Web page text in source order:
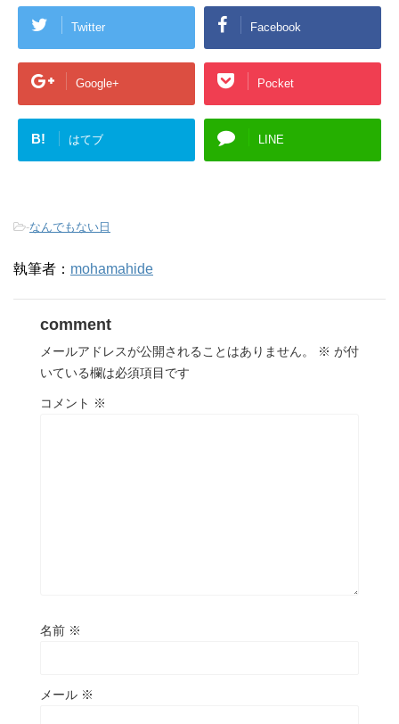
Twitter Facebook
Google+ Pocket
B! はてブ LINE
-なんでもない日
執筆者： mohamahide
comment
メールアドレスが公開されることはありません。 ※ が付
いている欄は必須項目です
コメント ※
名前 ※
メール ※